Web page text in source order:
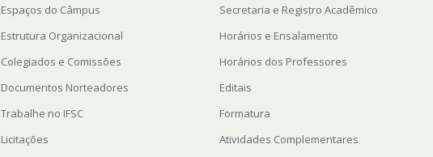
Espaços do Câmpus
Estrutura Organizacional
Colegiados e Comissões
Documentos Norteadores
Trabalhe no IFSC
Licitações
Secretaria e Registro Acadêmico
Horários e Ensalamento
Horários dos Professores
Editais
Formatura
Atividades Complementares